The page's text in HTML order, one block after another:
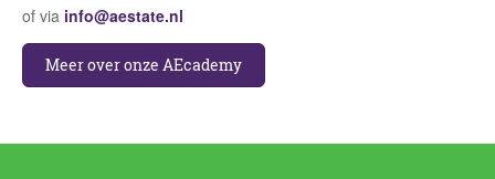
of via info@aestate.nl
Meer over onze AEcademy